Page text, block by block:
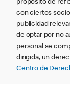
propósito de
con ciertos
publicidad
de optar por no
personal se
dirigida, un
Centro de